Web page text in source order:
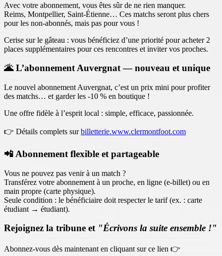
Avec votre abonnement, vous êtes sûr de ne rien manquer.
Reims, Montpellier, Saint-Étienne… Ces matchs seront plus chers
pour les non-abonnés, mais pas pour vous !
Cerise sur le gâteau : vous bénéficiez d’une priorité pour acheter 2
places supplémentaires pour ces rencontres et inviter vos proches.
🌋L’abonnement Auvergnat — nouveau et unique
Le nouvel abonnement Auvergnat, c’est un prix mini pour profiter
des matchs… et garder les -10 % en boutique !
Une offre fidèle à l’esprit local : simple, efficace, passionnée.
👉 Détails complets surbilletterie.www.clermontfoot.com
📲 Abonnement flexible et partageable
Vous ne pouvez pas venir à un match ?
Transférez votre abonnement à un proche, en ligne (e-billet) ou en
main propre (carte physique).
Seule condition : le bénéficiaire doit respecter le tarif (ex. : carte
étudiant → étudiant).
Rejoignez la tribune et "Écrivons la suite ensemble !"
Abonnez-vous dès maintenant en cliquant sur ce lien 👉